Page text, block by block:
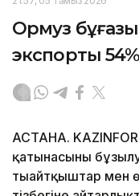
Ормуз бұғазы
экспорты
АСТАНА.
қатынасының
тыңайтқыштар мен